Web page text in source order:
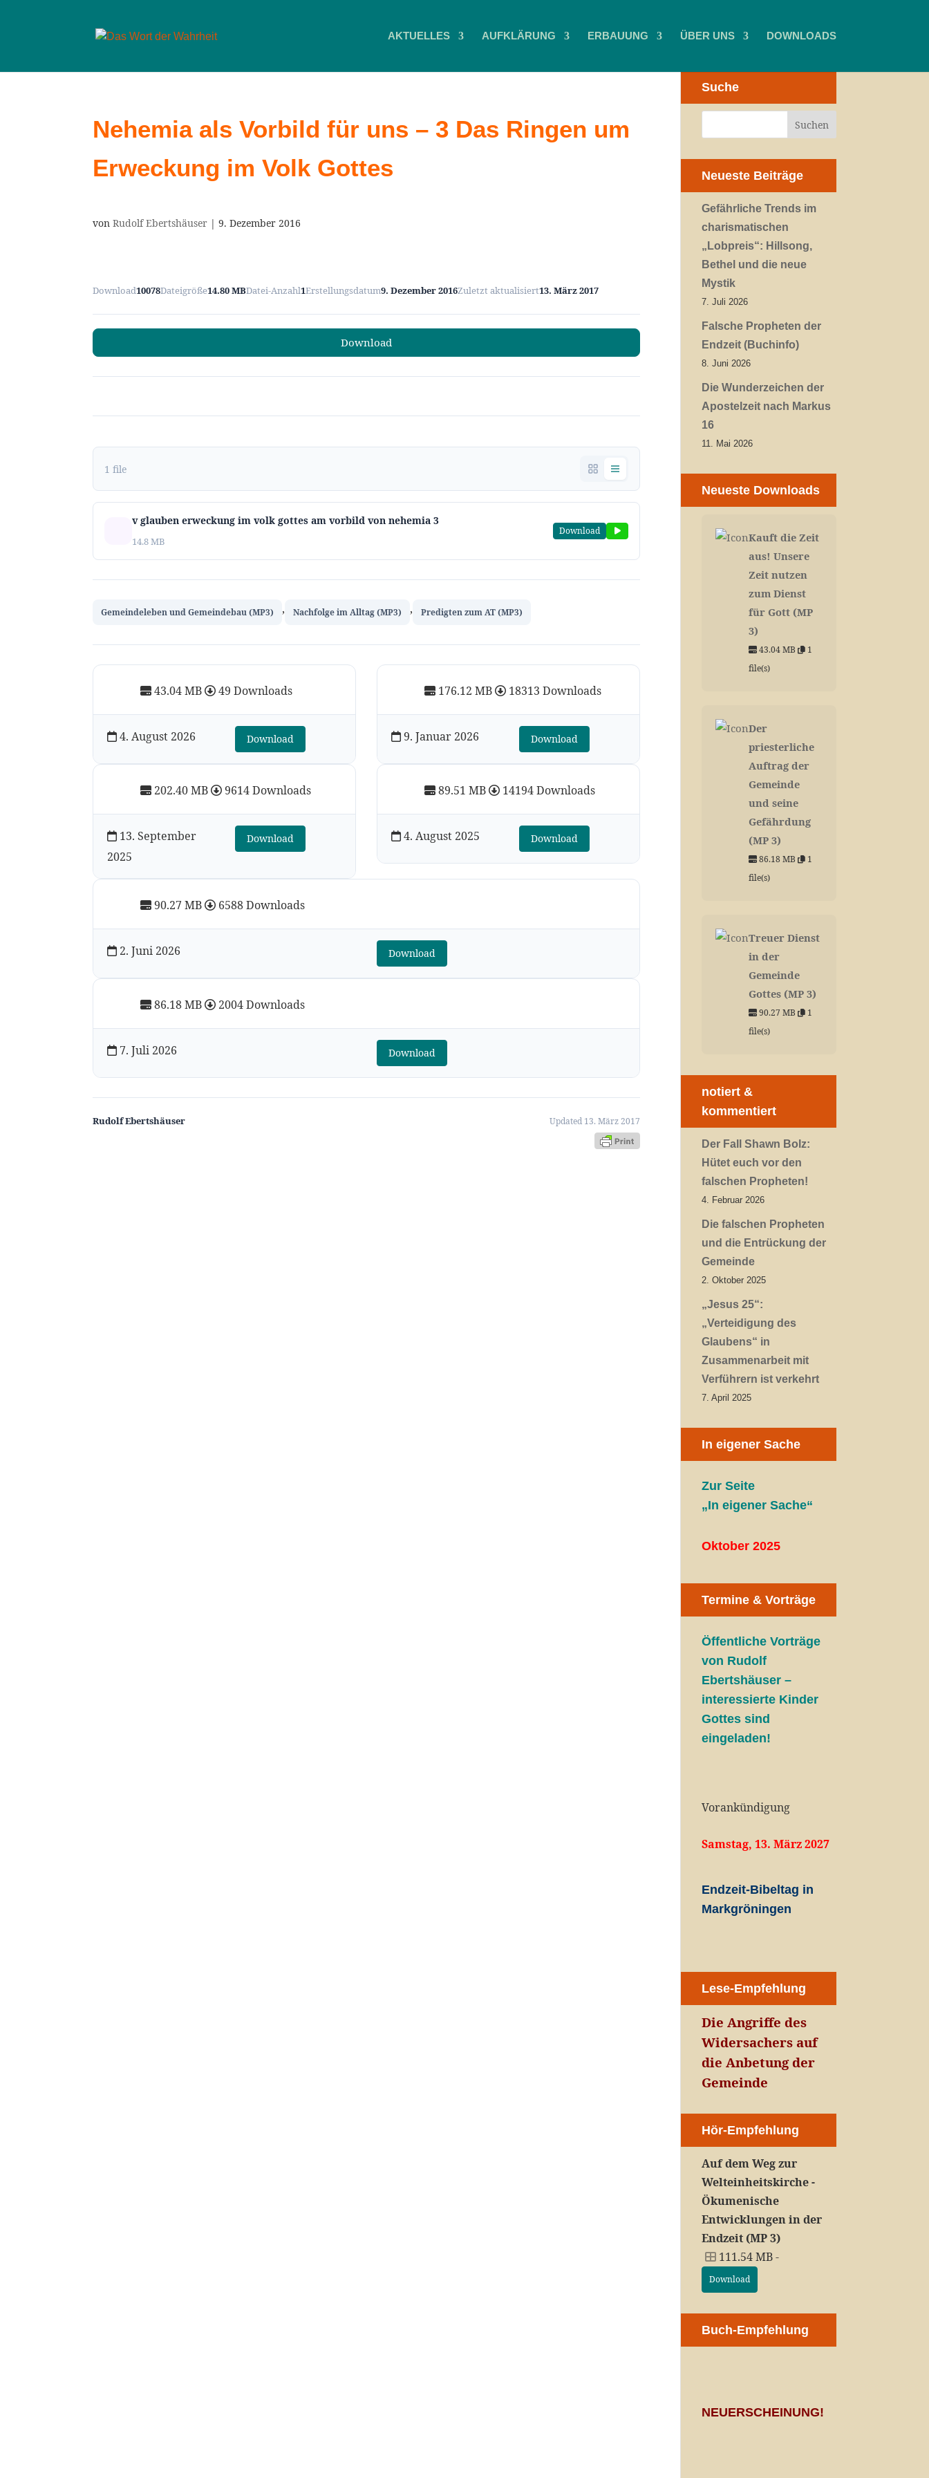
AKTUELLES AUFKLÄRUNG ERBAUUNG ÜBER UNS DOWNLOADS
Nehemia als Vorbild für uns – 3 Das Ringen um
Erweckung im Volk Gottes
vonRudolf Ebertshäuser |9. Dezember 2016
Download10078Dateigröße14.80 MBDatei-Anzahl1Erstellungsdatum9. Dezember 2016Zuletzt aktualisiert13. März 2017
Download
1 file
v glauben erweckung im volk gottes am vorbild von nehemia 3
14.8 MB
Download
Gemeindeleben und Gemeindebau (MP3) , Nachfolge im Alltag (MP3) , Predigten zum AT (MP3)
43.04 MB 49 Downloads
4. August 2026 Download
86.18 MB 2004 Downloads
7. Juli 2026 Download
90.27 MB 6588 Downloads
2. Juni 2026 Download
176.12 MB 18313 Downloads
9. Januar 2026 Download
202.40 MB 9614 Downloads
13. September
2025
Download
89.51 MB 14194 Downloads
4. August 2025 Download
Rudolf Ebertshäuser Updated 13. März 2017
Suche
Neueste Beiträge
Gefährliche Trends im
charismatischen
„Lobpreis“: Hillsong,
Bethel und die neue
Mystik
7. Juli 2026
Falsche Propheten der
Endzeit (Buchinfo)
8. Juni 2026
Die Wunderzeichen der
Apostelzeit nach Markus
16
11. Mai 2026
Neueste Downloads
Kauft die Zeit
aus! Unsere
Zeit nutzen
zum Dienst
für Gott (MP
3)
43.04 MB
1
file(s)
Der
priesterliche
Auftrag der
Gemeinde
und seine
Gefährdung
(MP 3)
86.18 MB
1
file(s)
Treuer Dienst
in der
Gemeinde
Gottes (MP 3)
90.27 MB
1
file(s)
notiert &
kommentiert
Der Fall Shawn Bolz:
Hütet euch vor den
falschen Propheten!
4. Februar 2026
Die falschen Propheten
und die Entrückung der
Gemeinde
2. Oktober 2025
„Jesus 25“:
„Verteidigung des
Glaubens“ in
Zusammenarbeit mit
Verführern ist verkehrt
7. April 2025
In eigener Sache
Zur Seite
„In eigener Sache“
Oktober 2025
Termine & Vorträge
Öffentliche Vorträge
von Rudolf
Ebertshäuser –
interessierte Kinder
Gottes sind
eingeladen!
Vorankündigung
Samstag, 13. März 2027
Endzeit-Bibeltag in
Markgröningen
Lese-Empfehlung
Die Angriffe des
Widersachers auf
die Anbetung der
Gemeinde
Hör-Empfehlung
Auf dem Weg zur
Welteinheitskirche -
Ökumenische
Entwicklungen in der
Endzeit (MP 3)
111.54 MB -
Download
Buch-Empfehlung
NEUERSCHEINUNG!